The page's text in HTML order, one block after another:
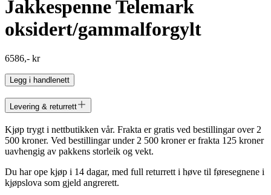
Jakkespenne Telemark
oksidert/gammalforgylt
6586,- kr
Legg i handlenett
Levering & returrett
Kjøp trygt i nettbutikken vår. Frakta er gratis ved bestillingar over 2
500 kroner. Ved bestillingar under 2 500 kroner er frakta 125 kroner
uavhengig av pakkens storleik og vekt.
Du har ope kjøp i 14 dagar, med full returrett i høve til føresegnene i
kjøpslova som gjeld angrerett.